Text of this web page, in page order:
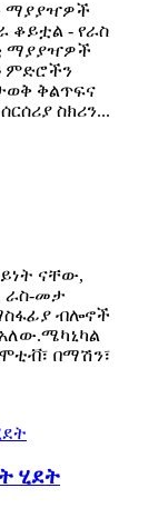
ማያያዣዎች
ቆይቷል - የራስ
ማያያዣዎች
ምድሮችን
ቅልጥፍና
ስክሪን...
ናቸው,
ራስ-መታ
ብሎኖች
በማሽን፣
ሂደት